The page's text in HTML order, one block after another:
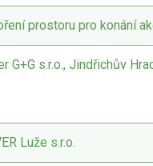
prostoru pro konání
G+G s.r.o., Jindřichův
Luže s.r.o.